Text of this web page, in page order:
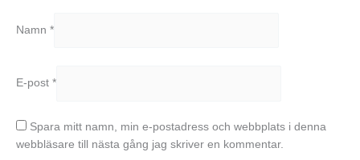
Namn *
E-post *
Spara mitt namn, min e-postadress och webbplats i denna
webbläsare till nästa gång jag skriver en kommentar.